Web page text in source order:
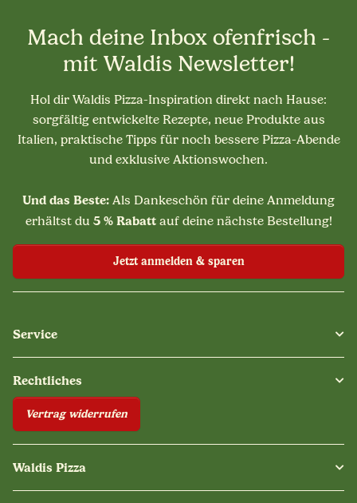
Mach deine Inbox ofenfrisch -
mit Waldis Newsletter!
Hol dir Waldis Pizza-Inspiration direkt nach Hause:
sorgfältig entwickelte Rezepte, neue Produkte aus
Italien, praktische Tipps für noch bessere Pizza-Abende
und exklusive Aktionswochen.
Und das Beste: Als Dankeschön für deine Anmeldung
erhältst du 5 % Rabattauf deine nächste Bestellung!
Jetzt anmelden & sparen
Service
Rechtliches
Vertrag widerrufen
Waldis Pizza